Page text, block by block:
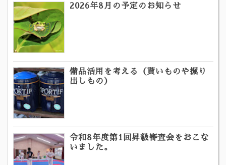
2026年8月の予定のお知らせ
備品活用を考える（貰いものや掘り
出しもの）
令和8年度第1回昇級審査会をおこな
いました。